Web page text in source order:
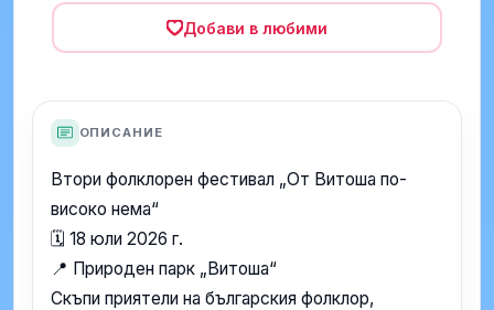
Добави в любими
ОПИСАНИЕ
Втори фолклорен фестивал „От Витоша по-
високо нема“
🗓 18 юли 2026 г.
📍 Природен парк „Витоша“
Скъпи приятели на българския фолклор,